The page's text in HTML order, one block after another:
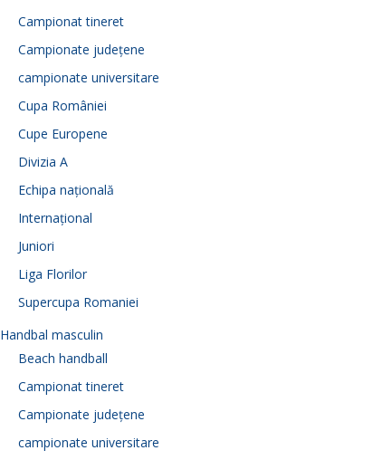
Campionat tineret
Campionate județene
campionate universitare
Cupa României
Cupe Europene
Divizia A
Echipa națională
Internațional
Juniori
Liga Florilor
Supercupa Romaniei
Handbal masculin
Beach handball
Campionat tineret
Campionate județene
campionate universitare